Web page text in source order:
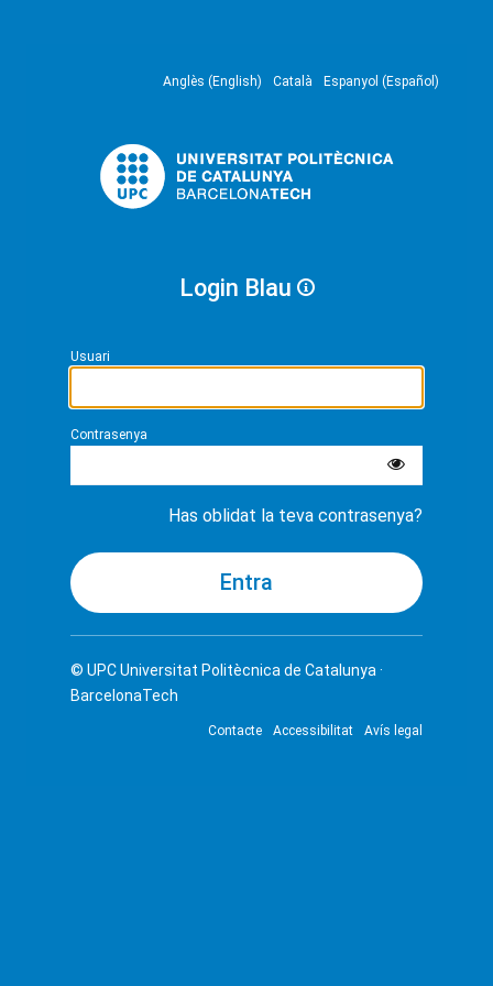
Anglès (English) Català Espanyol (Español)
Login Blau
Usuari
Contrasenya
Has oblidat la teva contrasenya?
© UPCUniversitat Politècnica de Catalunya ·
BarcelonaTech
Contacte Accessibilitat Avís legal